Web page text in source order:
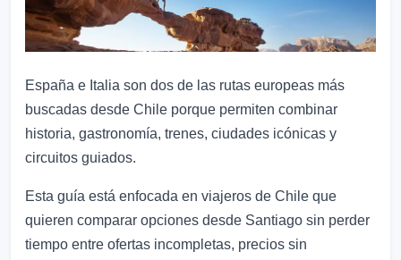
España e Italia son dos de las rutas europeas más
buscadas desde Chile porque permiten combinar
historia, gastronomía, trenes, ciudades icónicas y
circuitos guiados.
Esta guía está enfocada en viajeros de Chile que
quieren comparar opciones desde Santiago sin perder
tiempo entre ofertas incompletas, precios sin